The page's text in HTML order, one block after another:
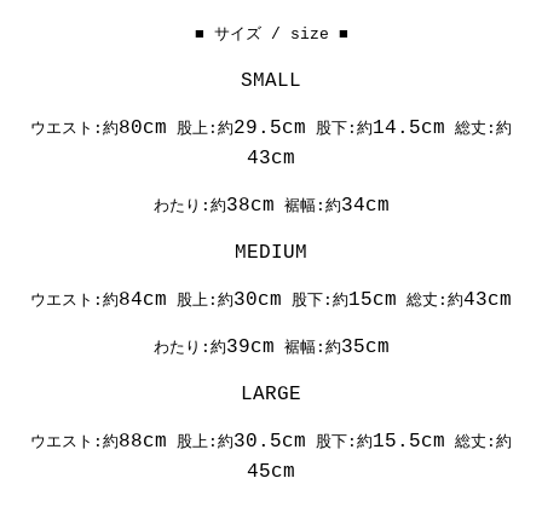
■ サイズ / size ■
SMALL
ウエスト:約80cm 股上:約29.5cm 股下:約14.5cm 総丈:約
43cm
わたり:約38cm 裾幅:約34cm
MEDIUM
ウエスト:約84cm 股上:約30cm 股下:約15cm 総丈:約43cm
わたり:約39cm 裾幅:約35cm
LARGE
ウエスト:約88cm 股上:約30.5cm 股下:約15.5cm 総丈:約
45cm